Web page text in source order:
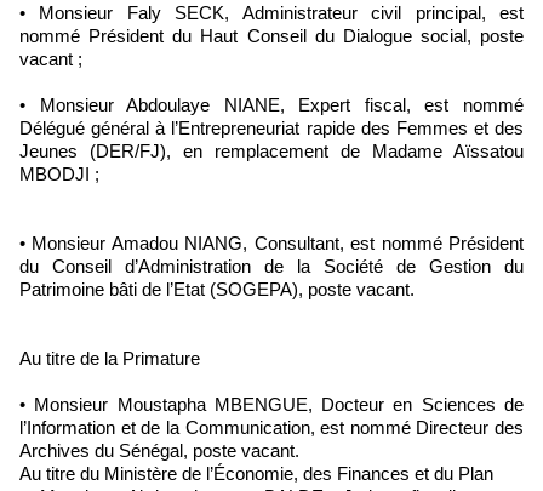
• Monsieur Faly SECK, Administrateur civil principal, est
nommé Président du Haut Conseil du Dialogue social, poste
vacant ;
• Monsieur Abdoulaye NIANE, Expert fiscal, est nommé
Délégué général à l’Entrepreneuriat rapide des Femmes et des
Jeunes (DER/FJ), en remplacement de Madame Aïssatou
MBODJI ;
• Monsieur Amadou NIANG, Consultant, est nommé Président
du Conseil d’Administration de la Société de Gestion du
Patrimoine bâti de l’Etat (SOGEPA), poste vacant.
Au titre de la Primature
• Monsieur Moustapha MBENGUE, Docteur en Sciences de
l’Information et de la Communication, est nommé Directeur des
Archives du Sénégal, poste vacant.
Au titre du Ministère de l’Économie, des Finances et du Plan